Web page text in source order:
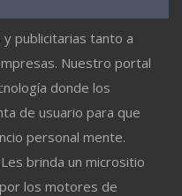
publicitarias tanto a
Nuestro portal
donde los
de usuario para que
personal mente.
brinda un micrositio
los motores de